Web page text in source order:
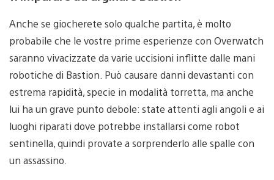
Anche se giocherete solo qualche partita, è molto
probabile che le vostre prime esperienze con Overwatch
saranno vivacizzate da varie uccisioni inflitte dalle mani
robotiche di Bastion. Può causare danni devastanti con
estrema rapidità, specie in modalità torretta, ma anche
lui ha un grave punto debole: state attenti agli angoli e ai
luoghi riparati dove potrebbe installarsi come robot
sentinella, quindi provate a sorprenderlo alle spalle con
un assassino.